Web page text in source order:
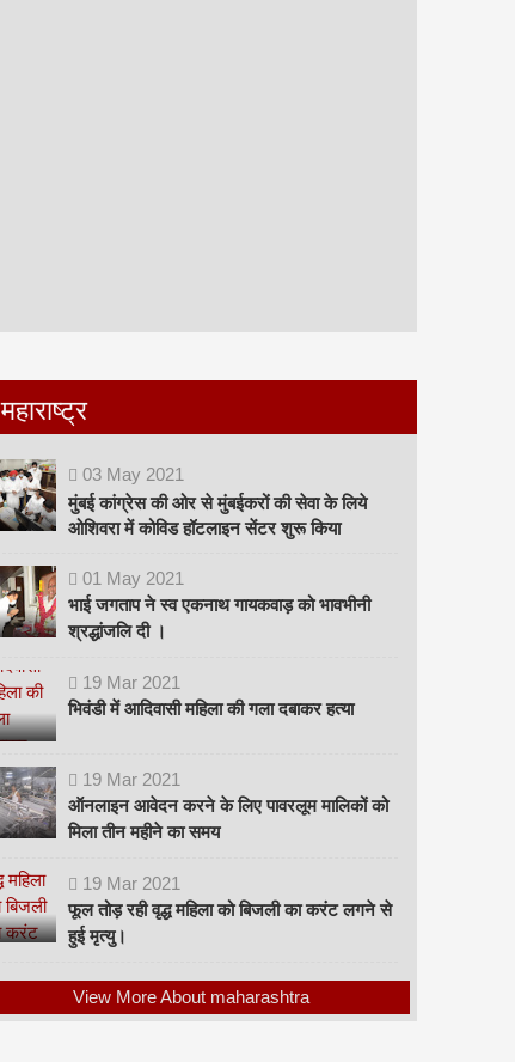
महाराष्ट्र
03 May 2021
मुंबई कांग्रेस की ओर से मुंबईकरों की सेवा के लिये
ओशिवरा में कोविड हॉटलाइन सेंटर शुरू किया
01 May 2021
भाई जगताप ने स्व एकनाथ गायकवाड़ को भावभीनी
श्रद्धांजलि दी ।
19 Mar 2021
भिवंडी में आदिवासी महिला की गला दबाकर हत्या
19 Mar 2021
ऑनलाइन आवेदन करने के लिए पावरलूम मालिकों को
मिला तीन महीने का समय
19 Mar 2021
फूल तोड़ रही वृद्ध महिला को बिजली का करंट लगने से
हुई मृत्यु।
View More About maharashtra